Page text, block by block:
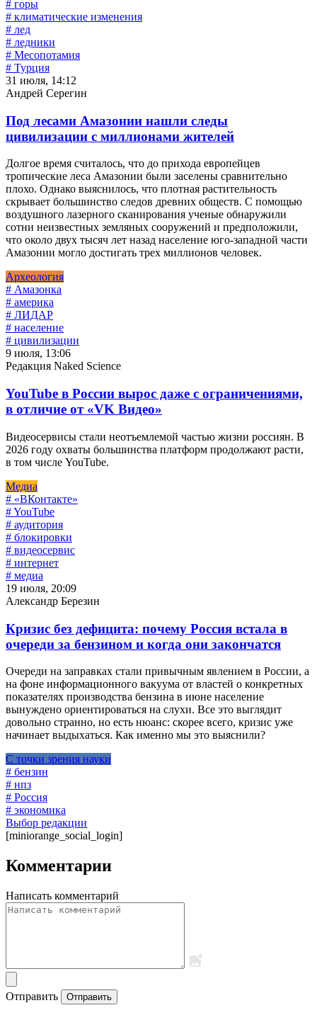
# горы
# климатические изменения
# лед
# ледники
# Месопотамия
# Турция
31 июля, 14:12
Андрей Серегин
Под лесами Амазонии нашли следы
цивилизации с миллионами жителей
Долгое время считалось, что до прихода европейцев
тропические леса Амазонии были заселены сравнительно
плохо. Однако выяснилось, что плотная растительность
скрывает большинство следов древних обществ. С помощью
воздушного лазерного сканирования ученые обнаружили
сотни неизвестных земляных сооружений и предположили,
что около двух тысяч лет назад население юго-западной части
Амазонии могло достигать трех миллионов человек.
Археология
# Амазонка
# америка
# ЛИДАР
# население
# цивилизации
9 июля, 13:06
Редакция Naked Science
YouTube в России вырос даже с ограничениями,
в отличие от «VK Видео»
Видеосервисы стали неотъемлемой частью жизни россиян. В
2026 году охваты большинства платформ продолжают расти,
в том числе YouTube.
Медиа
# «ВКонтакте»
# YouTube
# аудитория
# блокировки
# видеосервис
# интернет
# медиа
19 июля, 20:09
Александр Березин
Кризис без дефицита: почему Россия встала в
очереди за бензином и когда они закончатся
Очереди на заправках стали привычным явлением в России, а
на фоне информационного вакуума от властей о конкретных
показателях производства бензина в июне население
вынуждено ориентироваться на слухи. Все это выглядит
довольно странно, но есть нюанс: скорее всего, кризис уже
начинает выдыхаться. Как именно мы это выяснили?
С точки зрения науки
# бензин
# нпз
# Россия
# экономика
Выбор редакции
[miniorange_social_login]
Комментарии
Написать комментарий
Отправить Отправить